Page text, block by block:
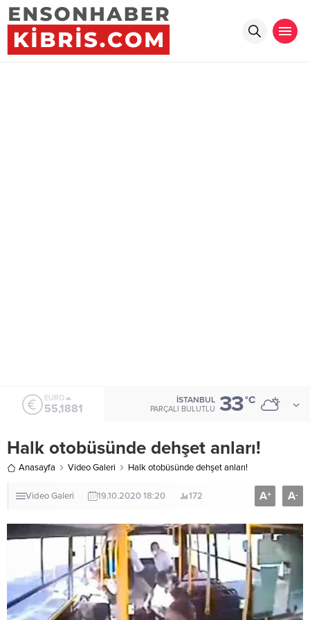
ALTIN
6.660,55
İSTANBUL
PARÇALI BULUTLU 33°C
Halk otobüsünde dehşet anları!
Anasayfa Video Galeri Halk otobüsünde dehşet anları!
Video Galeri 19.10.2020 18:20 172 A+ A-